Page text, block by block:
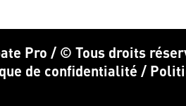
Pro / © Tous droits
de confidentialité /